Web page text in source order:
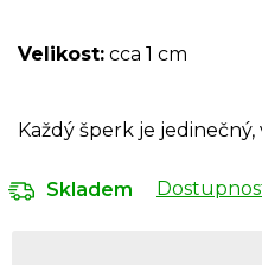
Velikost: cca 1 cm
Každý šperk je
Skladem